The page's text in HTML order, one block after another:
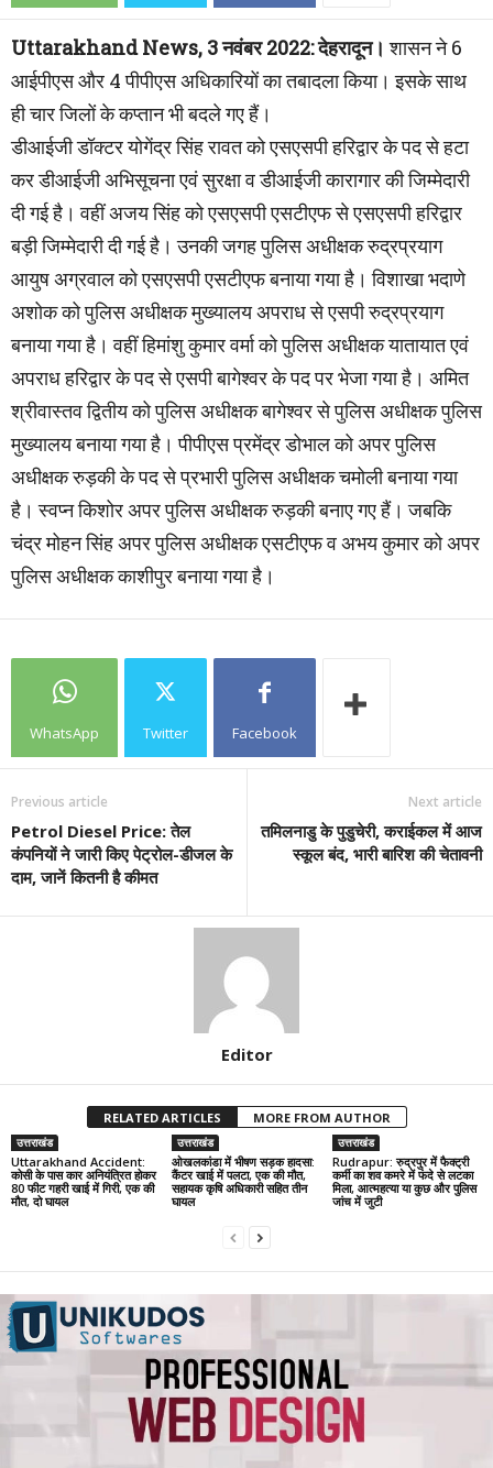
Uttarakhand News, 3 नवंबर 2022: देहरादून। शासन ने 6
आईपीएस और 4 पीपीएस अधिकारियों का तबादला किया। इसके साथ
ही चार जिलों के कप्तान भी बदले गए हैं।
डीआईजी डॉक्टर योगेंद्र सिंह रावत को एसएसपी हरिद्वार के पद से हटा
कर डीआईजी अभिसूचना एवं सुरक्षा व डीआईजी कारागार की जिम्मेदारी
दी गई है। वहीं अजय सिंह को एसएसपी एसटीएफ से एसएसपी हरिद्वार
बड़ी जिम्मेदारी दी गई है। उनकी जगह पुलिस अधीक्षक रुद्रप्रयाग
आयुष अग्रवाल को एसएसपी एसटीएफ बनाया गया है। ​विशाखा भदाणे
अशोक को पुलिस अधीक्षक मुख्यालय अपराध से एसपी रुद्रप्रयाग
बनाया गया है। वहीं हिमांशु कुमार वर्मा को पुलिस अधीक्षक यातायात एवं
अपराध हरिद्वार के पद से एसपी बागेश्वर के पद पर भेजा गया है। अमित
श्रीवास्तव द्वितीय को पुलिस अधीक्षक बागेश्वर से पुलिस अधीक्षक पुलिस
मुख्यालय बनाया गया है। पीपीएस प्रमेंद्र डोभाल को अपर पुलिस
अधीक्षक रुड़की के पद से प्रभारी पुलिस अधीक्षक चमोली बनाया गया
है। स्वप्न किशोर अपर पुलिस अधीक्षक रुड़की बनाए गए हैं। जबकि
चंद्र मोहन सिंह अपर पुलिस अधीक्षक एसटीएफ व अभय कुमार को अपर
पुलिस अधीक्षक काशीपुर बनाया गया है।
WhatsApp Twitter Facebook
Previous article
Petrol Diesel Price: तेल
कंपनियों ने जारी किए पेट्रोल-डीजल के
दाम, जानें कितनी है कीमत
Next article
तमिलनाडु के पुडुचेरी, कराईकल में आज
स्कूल बंद, भारी बारिश की चेतावनी
Editor
RELATED ARTICLES MORE FROM AUTHOR
उत्तराखंड
Uttarakhand Accident:
कोसी के पास कार अनियंत्रित होकर
80 फीट गहरी खाई में गिरी, एक की
मौत, दो घायल
उत्तराखंड
ओखलकांडा में भीषण सड़क हादसा:
कैंटर खाई में पलटा, एक की मौत,
सहायक कृषि अधिकारी सहित तीन
घायल
उत्तराखंड
Rudrapur: रुद्रपुर में फैक्ट्री
कर्मी का शव कमरे में फंदे से लटका
मिला, आत्महत्या या कुछ और पुलिस
जांच में जुटी